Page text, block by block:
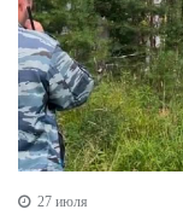
27 июля